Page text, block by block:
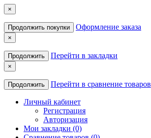
×
Продолжить покупки Оформление заказа
×
Продолжить Перейти в закладки
×
Продолжить Перейти в сравнение товаров
Личный кабинет
Регистрация
Авторизация
Мои закладки (0)